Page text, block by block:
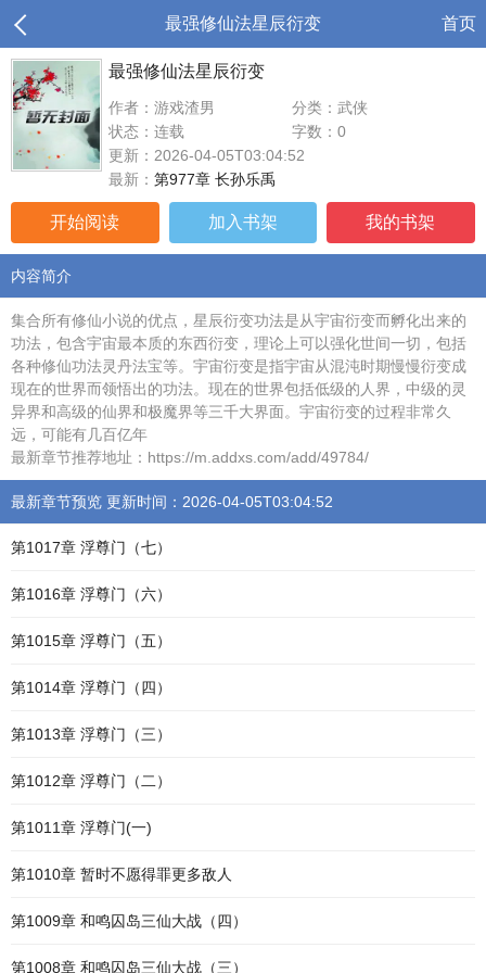
最强修仙法星辰衍变 首页
最强修仙法星辰衍变
作者：游戏渣男
分类：武侠
状态：连载
字数：0
更新：2026-04-05T03:04:52
最新： 第977章 长孙乐禹
开始阅读 加入书架 我的书架
内容简介
集合所有修仙小说的优点，星辰衍变功法是从宇宙衍变而孵化出来的
功法，包含宇宙最本质的东西衍变，理论上可以强化世间一切，包括
各种修仙功法灵丹法宝等。宇宙衍变是指宇宙从混沌时期慢慢衍变成
现在的世界而领悟出的功法。现在的世界包括低级的人界，中级的灵
异界和高级的仙界和极魔界等三千大界面。宇宙衍变的过程非常久
远，可能有几百亿年
最新章节推荐地址：https://m.addxs.com/add/49784/
最新章节预览 更新时间：2026-04-05T03:04:52
第1017章 浮尊门（七）
第1016章 浮尊门（六）
第1015章 浮尊门（五）
第1014章 浮尊门（四）
第1013章 浮尊门（三）
第1012章 浮尊门（二）
第1011章 浮尊门(一)
第1010章 暂时不愿得罪更多敌人
第1009章 和鸣囚岛三仙大战（四）
第1008章 和鸣囚岛三仙大战（三）